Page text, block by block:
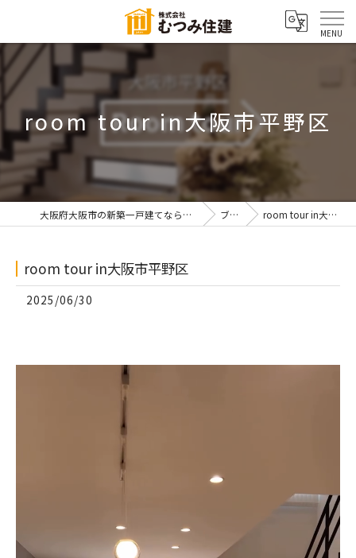
room tour in大阪市平野区
大阪府大阪市の新築一戸建てなら株式会社むつみ住建 ブログ room tour in大阪市平野区
room tour in大阪市平野区
2025/06/30